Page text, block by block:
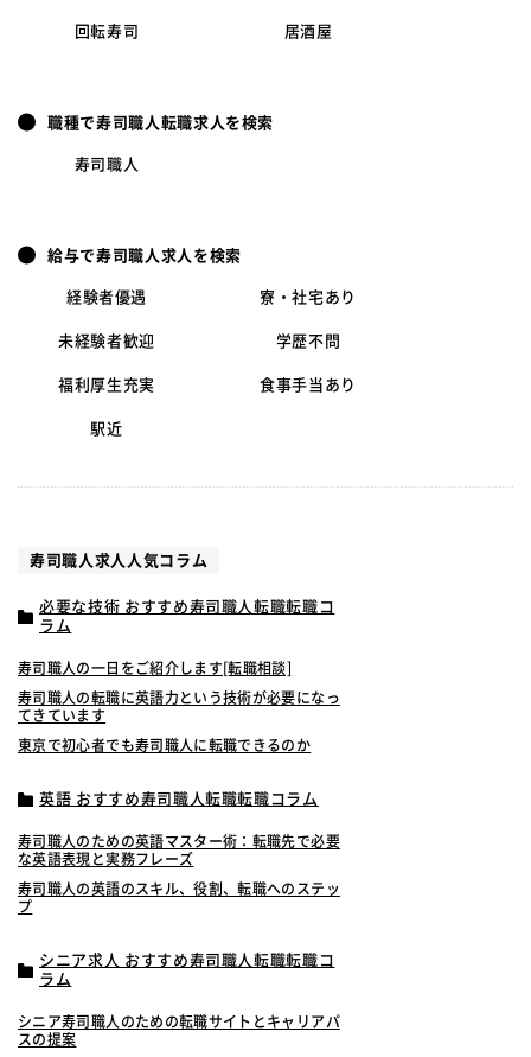
回転寿司 居酒屋
職種で寿司職人転職求人を検索
寿司職人
給与で寿司職人求人を検索
経験者優遇 寮・社宅あり
未経験者歓迎 学歴不問
福利厚生充実 食事手当あり
駅近
寿司職人求人人気コラム
必要な技術 おすすめ寿司職人転職転職コ
ラム
寿司職人の一日をご紹介します[転職相談]
寿司職人の転職に英語力という技術が必要になっ
てきています
東京で初心者でも寿司職人に転職できるのか
英語 おすすめ寿司職人転職転職コラム
寿司職人のための英語マスター術：転職先で必要
な英語表現と実務フレーズ
寿司職人の英語のスキル、役割、転職へのステッ
プ
シニア求人 おすすめ寿司職人転職転職コ
ラム
シニア寿司職人のための転職サイトとキャリアパ
スの提案